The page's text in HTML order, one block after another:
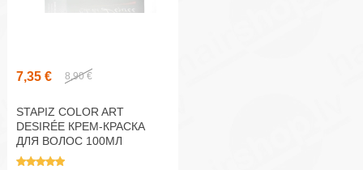
7,35 € 8,90 €
STAPIZ COLOR ART
DESIRÉE КРЕМ-КРАСКА
ДЛЯ ВОЛОС 100МЛ